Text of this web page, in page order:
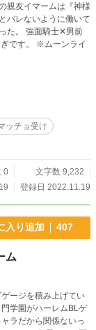
親友イマームは『神様
バレないように働いて
✕男前
ッチョ受け
0
文字数 9,232
登録日 2022.11.19
入り追加 407
ム
ージを積み上げてい
学園がハーレムBLゲ
ラだから関係ないっ